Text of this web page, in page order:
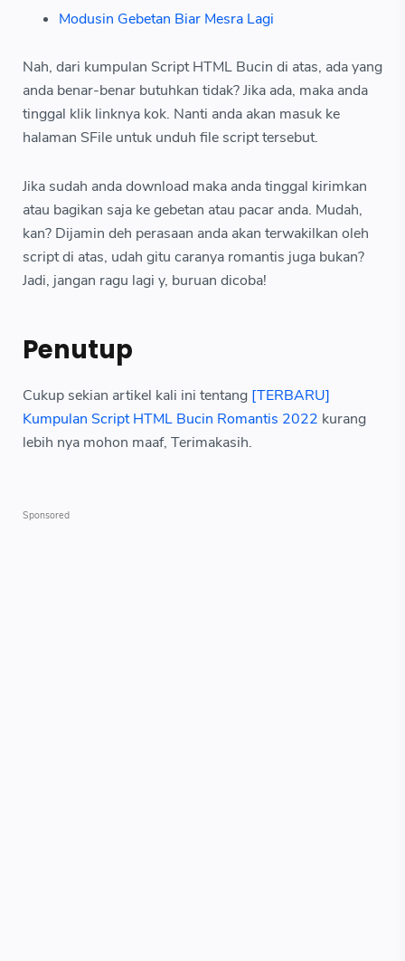
Modusin Gebetan Biar Mesra Lagi
Nah, dari kumpulan Script HTML Bucin di atas, ada yang
anda benar-benar butuhkan tidak? Jika ada, maka anda
tinggal klik linknya kok. Nanti anda akan masuk ke
halaman SFile untuk unduh file script tersebut.
Jika sudah anda download maka anda tinggal kirimkan
atau bagikan saja ke gebetan atau pacar anda. Mudah,
kan? Dijamin deh perasaan anda akan terwakilkan oleh
script di atas, udah gitu caranya romantis juga bukan?
Jadi, jangan ragu lagi y, buruan dicoba!
Penutup
Cukup sekian artikel kali ini tentang [TERBARU]
Kumpulan Script HTML Bucin Romantis 2022 kurang
lebih nya mohon maaf, Terimakasih.